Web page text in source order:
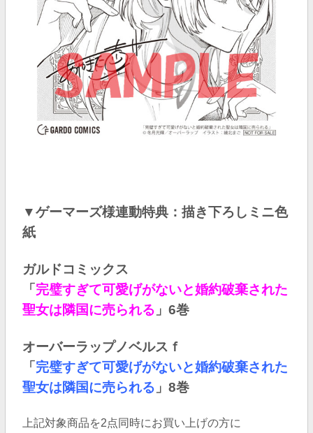
▼ゲーマーズ様連動特典：描き下ろしミニ色
紙
ガルドコミックス
「完璧すぎて可愛げがないと婚約破棄された
聖女は隣国に売られる 」6巻
オーバーラップノベルスｆ
「完璧すぎて可愛げがないと婚約破棄された
聖女は隣国に売られる 」8巻
上記対象商品を2点同時にお買い上げの方に